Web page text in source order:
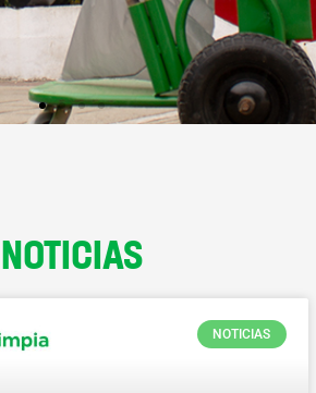
NOTICIAS
NOTICIAS